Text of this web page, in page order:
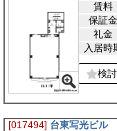
賃料
保証金
礼金
入居時
検
[017494] 台東写光ビル